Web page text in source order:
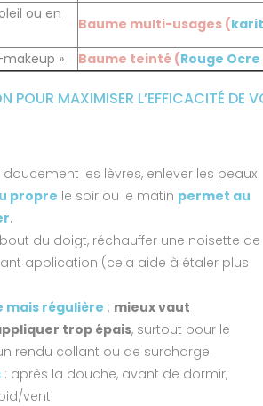
ou en
Baume multi-usages (
»
Baume teinté (Rouge Ocre
POUR MAXIMISER L’EFFICACITÉ DE
les lèvres, enlever les peaux
propre le soir ou le matin permet au
.
du doigt, réchauffer une noisette de
application (cela aide à étaler plus
mais régulière : mieux vaut
trop épais, surtout pour le
rendu collant ou de surcharge.
: après la douche, avant de dormir,
vent.